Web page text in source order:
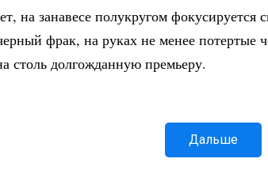
на занавесе полукругом
фрак, на руках не менее потертые
столь долгожданную премьеру.
Дальше